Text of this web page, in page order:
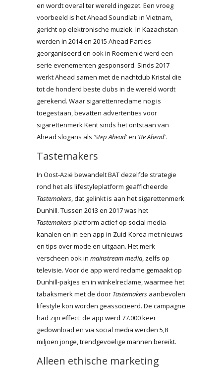
en wordt overal ter wereld ingezet. Een vroeg
voorbeeld is het Ahead Soundlab in Vietnam,
gericht op elektronische muziek. In Kazachstan
werden in 2014 en 2015 Ahead Parties
georganiseerd en ook in Roemenië werd een
serie evenementen gesponsord. Sinds 2017
werkt Ahead samen met de nachtclub Kristal die
tot de honderd beste clubs in de wereld wordt
gerekend. Waar sigarettenreclame nog is
toegestaan, bevatten advertenties voor
sigarettenmerk Kent sinds het ontstaan van
Ahead slogans als ‘Step Ahead’ en ‘Be Ahead’.
Tastemakers
In Oost-Azië bewandelt BAT dezelfde strategie
rond het als lifestyleplatform geafficheerde
Tastemakers, dat gelinkt is aan het sigarettenmerk
Dunhill. Tussen 2013 en 2017 was het
Tastemakers-platform actief op social media-
kanalen en in een app in Zuid-Korea met nieuws
en tips over mode en uitgaan. Het merk
verscheen ook in mainstream media, zelfs op
televisie. Voor de app werd reclame gemaakt op
Dunhill-pakjes en in winkelreclame, waarmee het
tabaksmerk met de door Tastemakers aanbevolen
lifestyle kon worden geassocieerd. De campagne
had zijn effect: de app werd 77.000 keer
gedownload en via social media werden 5,8
miljoen jonge, trendgevoelige mannen bereikt.
Alleen ethische marketing